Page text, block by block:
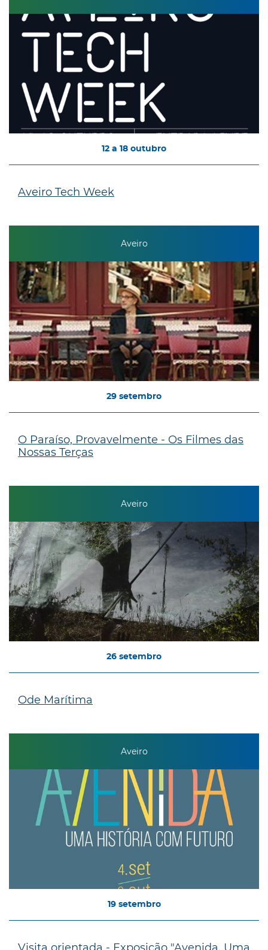
12 a 18 outubro
Aveiro Tech Week
Aveiro
29 setembro
O Paraíso, Provavelmente - Os Filmes das
Nossas Terças
Aveiro
26 setembro
Ode Marítima
Aveiro
19 setembro
Visita orientada - Exposição "Avenida. Uma